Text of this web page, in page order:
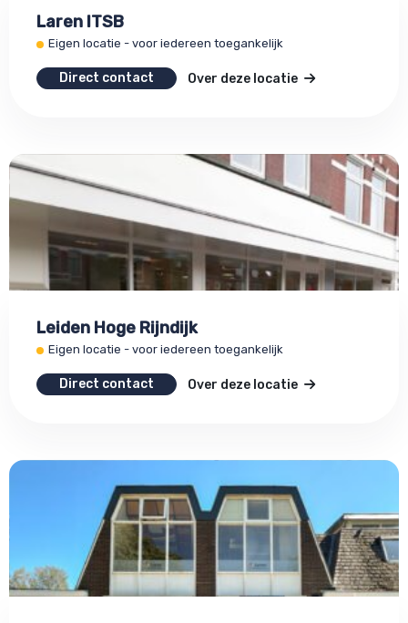
Laren ITSB
Eigen locatie - voor iedereen toegankelijk
Direct contact Over deze locatie
Leiden Hoge Rijndijk
Eigen locatie - voor iedereen toegankelijk
Direct contact Over deze locatie